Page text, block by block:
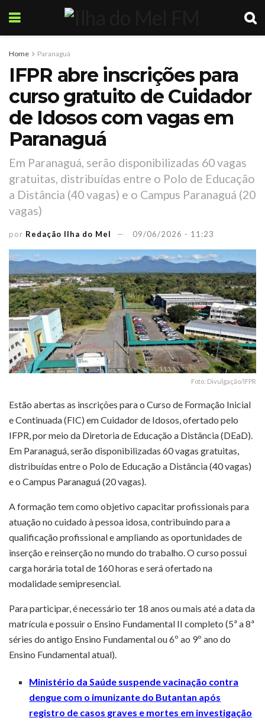
Home Paranaguá
IFPR abre inscrições para
curso gratuito de Cuidador
de Idosos com vagas em
Paranaguá
Em Paranaguá, serão disponibilizadas 60 vagas
gratuitas, distribuídas entre o Polo de Educação
a Distância (40 vagas) e o Campus Paranaguá (20
vagas)
por Redação Ilha do Mel 09/06/2026 - 11:23
Foto: Divulgação/IFPR
Estão abertas as inscrições para o Curso de Formação Inicial
e Continuada (FIC) em Cuidador de Idosos, ofertado pelo
IFPR, por meio da Diretoria de Educação a Distância (DEaD).
Em Paranaguá, serão disponibilizadas 60 vagas gratuitas,
distribuídas entre o Polo de Educação a Distância (40 vagas)
e o Campus Paranaguá (20 vagas).
A formação tem como objetivo capacitar profissionais para
atuação no cuidado à pessoa idosa, contribuindo para a
qualificação profissional e ampliando as oportunidades de
inserção e reinserção no mundo do trabalho. O curso possui
carga horária total de 160 horas e será ofertado na
modalidade semipresencial.
Para participar, é necessário ter 18 anos ou mais até a data da
matrícula e possuir o Ensino Fundamental II completo (5ª a 8ª
séries do antigo Ensino Fundamental ou 6º ao 9º ano do
Ensino Fundamental atual).
Ministério da Saúde suspende vacinação contra
dengue com o imunizante do Butantan após
registro de casos graves e mortes em investigação